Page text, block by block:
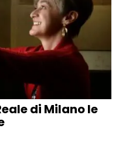
di Milano le